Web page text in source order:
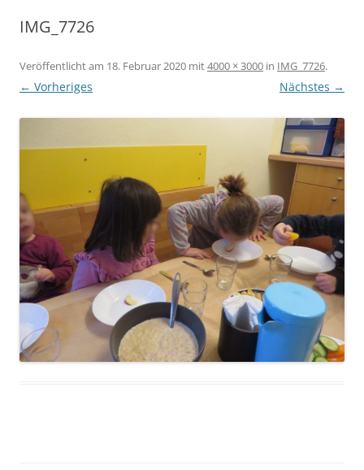
IMG_7726
Veröffentlicht am 18. Februar 2020 mit4000 × 3000 in IMG_7726.
← Vorheriges Nächstes →